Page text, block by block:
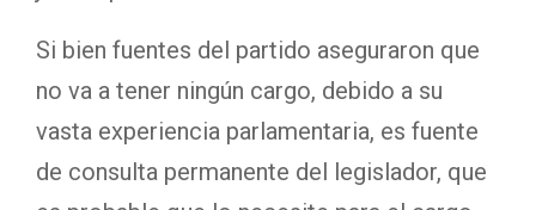
Si bien fuentes del partido aseguraron que
no va a tener ningún cargo, debido a su
vasta experiencia parlamentaria, es fuente
de consulta permanente del legislador, que